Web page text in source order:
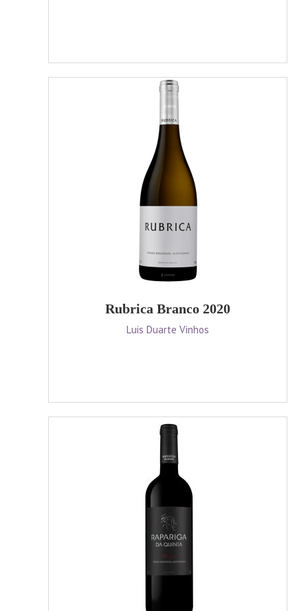
Rubrica Branco 2020
Luis Duarte Vinhos